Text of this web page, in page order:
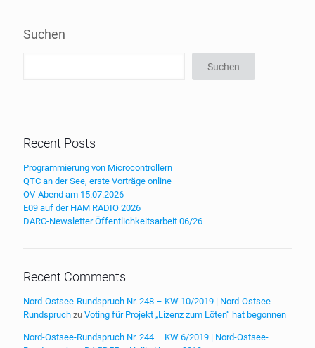
Suchen
Suchen
Recent Posts
Programmierung von Microcontrollern
QTC an der See, erste Vorträge online
OV-Abend am 15.07.2026
E09 auf der HAM RADIO 2026
DARC-Newsletter Öffentlichkeitsarbeit 06/26
Recent Comments
Nord-Ostsee-Rundspruch Nr. 248 – KW 10/2019 | Nord-Ostsee-
Rundspruch zu Voting für Projekt „Lizenz zum Löten“ hat begonnen
Nord-Ostsee-Rundspruch Nr. 244 – KW 6/2019 | Nord-Ostsee-